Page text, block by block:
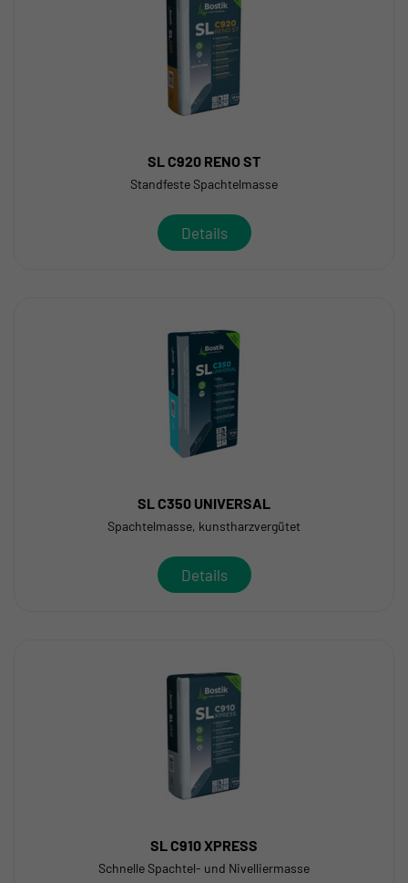
SL C920 RENO ST
Standfeste Spachtelmasse
Details
SL C350 UNIVERSAL
Spachtelmasse, kunstharzvergütet
Details
SL C910 XPRESS
Schnelle Spachtel- und Nivelliermasse